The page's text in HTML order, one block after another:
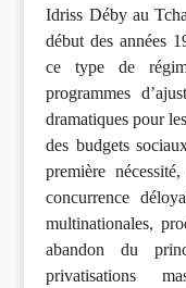
Idriss Déby au
début des années
ce type de
programmes
dramatiques pour
des budgets
première
concurrence
multinationales,
abandon du
privatisations